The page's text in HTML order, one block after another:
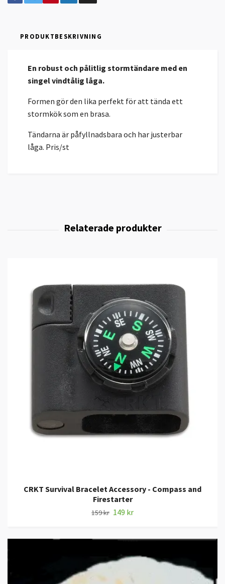
PRODUKTBESKRIVNING
En robust och pålitlig stormtändare med en
singel vindtålig låga.
Formen gör den lika perfekt för att tända ett
stormkök som en brasa.
Tändarna är påfyllnadsbara och har justerbar
låga. Pris/st
CRKT Survival Bracelet Accessory - Compass and
Firestarter
159 kr 149 kr